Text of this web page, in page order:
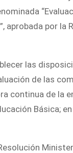
aprobada por la
las
de las
continua de la
Básica;